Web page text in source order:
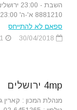
8881210 א'-ה' 8:30-23:00 ו' 8:30-15:00 שבת...
ספאם לא להתייחס
4mp ירושלים